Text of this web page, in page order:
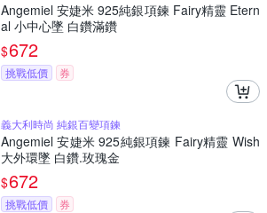
Angemiel 安婕米 925純銀項鍊 Fairy精靈 Etern
al 小中心墜 白鑽滿鑽
$672
挑戰低價 券
義大利時尚 純銀百變項鍊
Angemiel 安婕米 925純銀項鍊 Fairy精靈 Wish
大外環墜 白鑽.玫瑰金
$672
挑戰低價 券